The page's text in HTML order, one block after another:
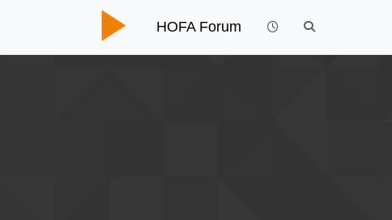
HOFA Forum